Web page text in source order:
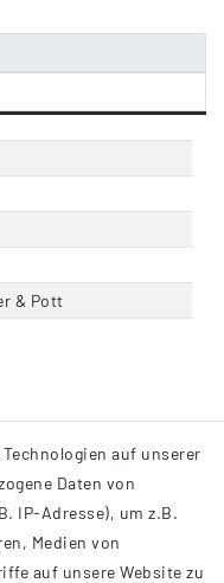
& Pott
auf unserer
Daten von
IP-Adresse), um z.B.
Medien von
auf unsere Website zu